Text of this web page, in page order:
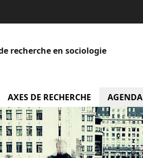
recherche en sociologie
menu Equipe
AXES DE RECHERCHE AGENDA